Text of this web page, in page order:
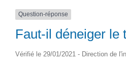
Question-réponse
Faut-il déneiger le
Vérifié le 29/01/2021 - Direction de